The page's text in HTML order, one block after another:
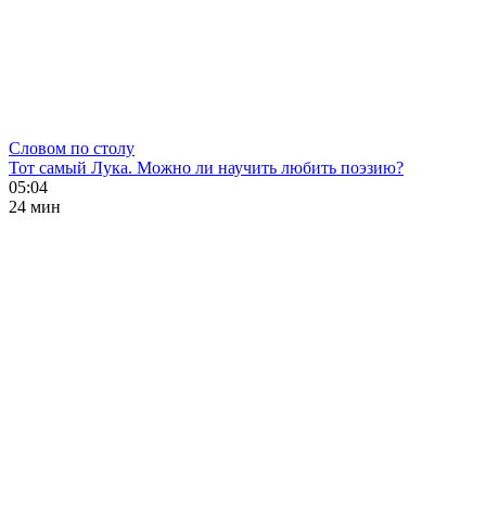
Словом по столу
Тот самый Лука. Можно ли научить любить поэзию?
05:04
24 мин